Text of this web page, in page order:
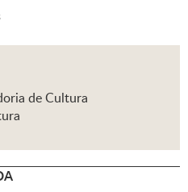
de Cultura